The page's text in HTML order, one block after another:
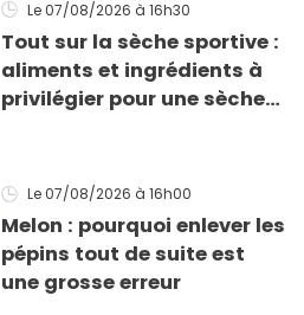
Le 07/08/2026 à 16h30
Tout sur la sèche sportive :
aliments et ingrédients à
privilégier pour une sèche
Le 07/08/2026 à 16h00
Melon : pourquoi enlever les
pépins tout de suite est
une grosse erreur